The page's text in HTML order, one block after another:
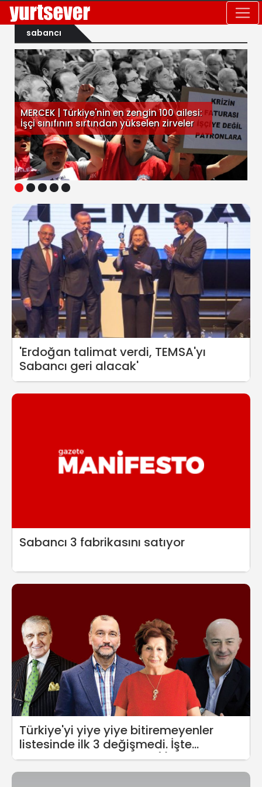
sabancı
1 2 3 4 5
MERCEK | Türkiye'nin en zengin 100 ailesi:
İşçi sınıfının sırtından yükselen zirveler
'Erdoğan talimat verdi, TEMSA'yı
Sabancı geri alacak'
Sabancı 3 fabrikasını satıyor
Türkiye'yi yiye yiye bitiremeyenler
listesinde ilk 3 değişmedi. İşte
Türkiye'nin en zenginleri(!)...